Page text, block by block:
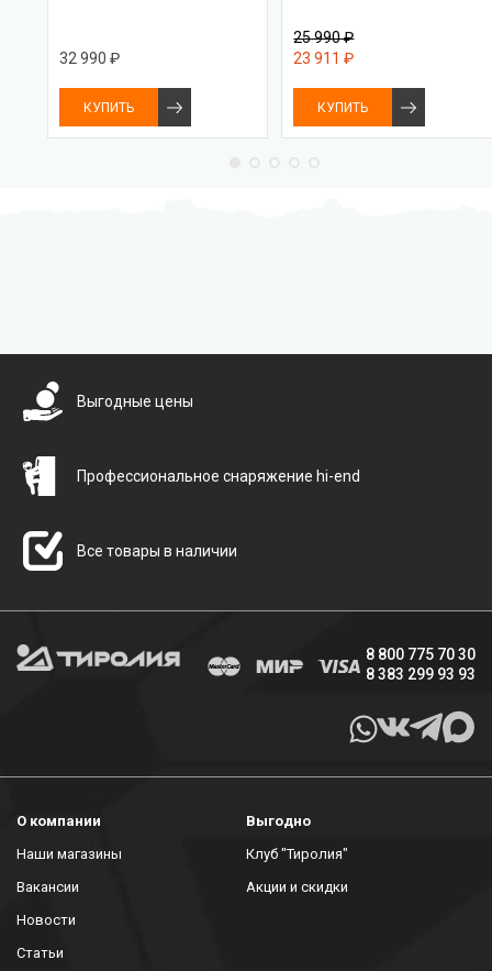
32 990 ₽
КУПИТЬ
25 990 ₽
23 911 ₽
КУПИТЬ
Выгодные цены
Профессиональное снаряжение hi-end
Все товары в наличии
8 800 775 70 30
8 383 299 93 93
О компании
Наши магазины
Вакансии
Новости
Статьи
Выгодно
Клуб "Тиролия"
Акции и скидки